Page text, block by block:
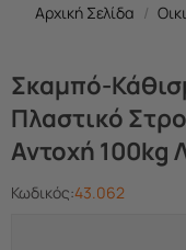
Αρχική Σελίδα /
Σκαμπό-
Πλαστικό
Αντοχή 100kg
Κωδικός:43.062